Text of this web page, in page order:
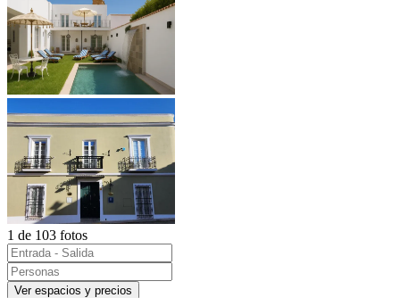
1 de 103 fotos
Ver espacios y precios